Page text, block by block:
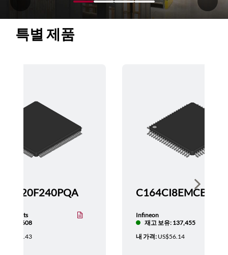
특별 제품
보유: 5,608
US$137.43
Infineon
재고 보유: 137,455
내 가격: US$56.14
Show